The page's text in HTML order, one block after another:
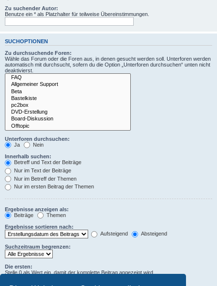
Zu suchender Autor:
Benutze ein * als Platzhalter für teilweise Übereinstimmungen.
SUCHOPTIONEN
Zu durchsuchende Foren:
Wähle das Forum oder die Foren aus, in denen gesucht werden soll. Unterforen werden
automatisch mit durchsucht, sofern du die Option „Unterforen durchsuchen“ unten nicht
deaktivierst.
Unterforen durchsuchen:
Ja
Nein
Innerhalb suchen:
Betreff und Text der Beiträge
Nur im Text der Beiträge
Nur im Betreff der Themen
Nur im ersten Beitrag der Themen
Ergebnisse anzeigen als:
Beiträge
Themen
Ergebnisse sortieren nach:
Aufsteigend
Absteigend
Suchzeitraum begrenzen:
Die ersten:
Stelle 0 als Wert ein, damit der komplette Beitrag angezeigt wird.